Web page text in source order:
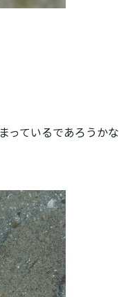
っているであろうかな